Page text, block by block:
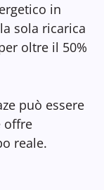
in
sola ricarica
oltre il 50%
può essere
offre
reale.